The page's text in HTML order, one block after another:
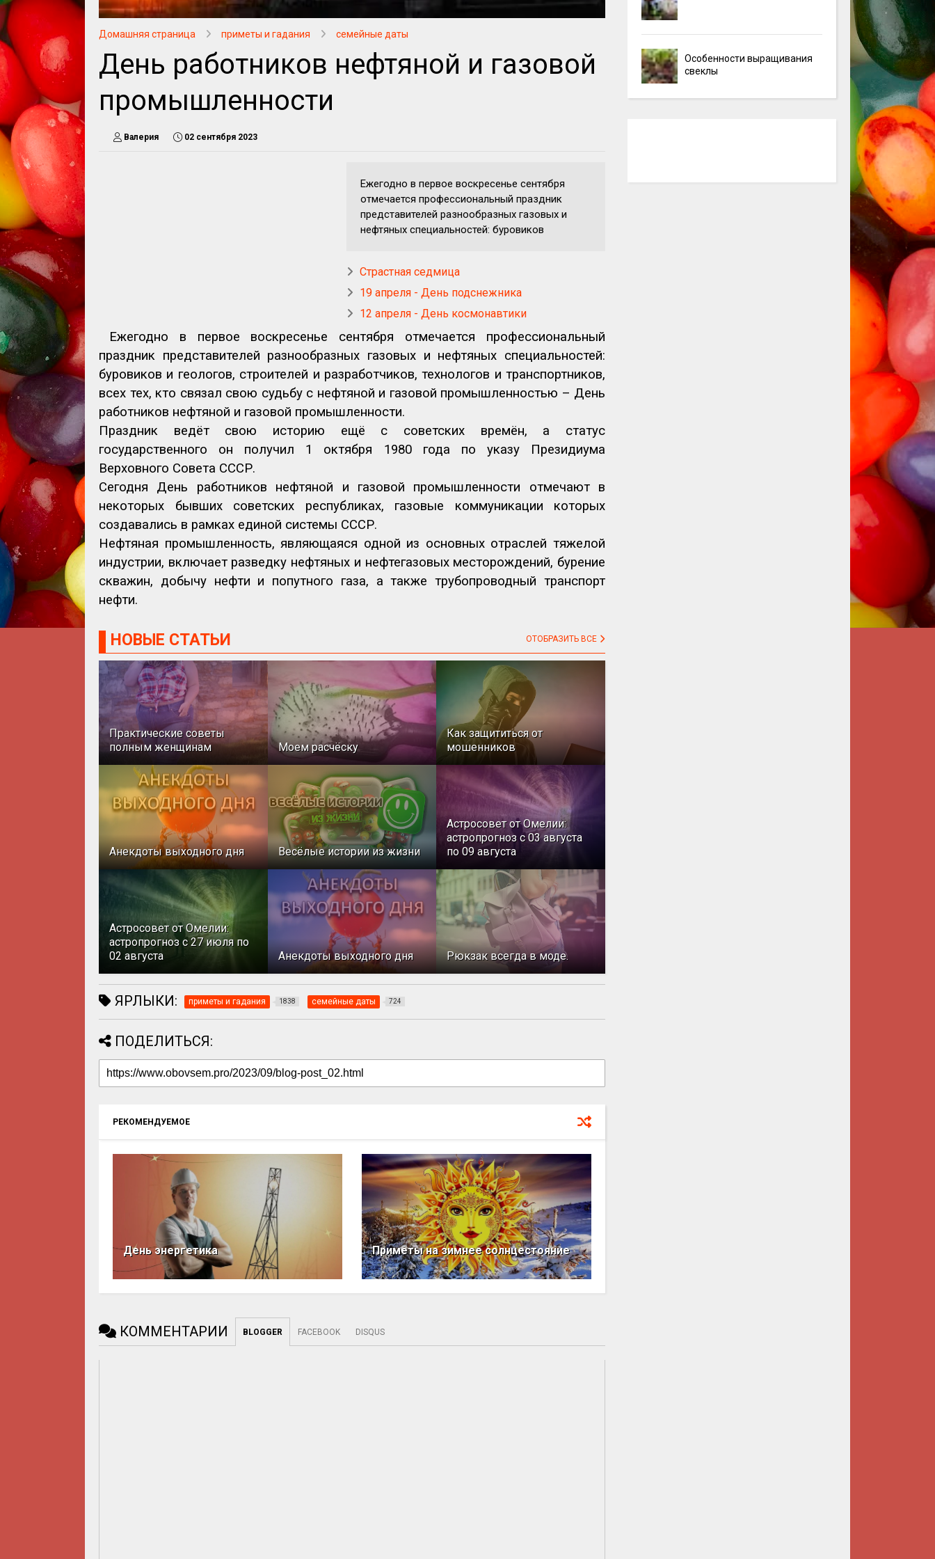
Домашняя страница приметы и гадания семейные даты
День работников нефтяной и газовой
промышленности
Валерия 02 сентября 2023
Ежегодно в первое воскресенье сентября
отмечается профессиональный праздник
представителей разнообразных газовых и
нефтяных специальностей: буровиков
Страстная седмица
19 апреля - День подснежника
12 апреля - День космонавтики
Ежегодно в первое воскресенье сентября отмечается профессиональный
праздник представителей разнообразных газовых и нефтяных специальностей:
буровиков и геологов, строителей и разработчиков, технологов и транспортников,
всех тех, кто связал свою судьбу с нефтяной и газовой промышленностью – День
работников нефтяной и газовой промышленности.
Праздник ведёт свою историю ещё с советских времён, а статус
государственного он получил 1 октября 1980 года по указу Президиума
Верховного Совета СССР.
Сегодня День работников нефтяной и газовой промышленности отмечают в
некоторых бывших советских республиках, газовые коммуникации которых
создавались в рамках единой системы СССР.
Нефтяная промышленность, являющаяся одной из основных отраслей тяжелой
индустрии, включает разведку нефтяных и нефтегазовых месторождений, бурение
скважин, добычу нефти и попутного газа, а также трубопроводный транспорт
нефти.
НОВЫЕ СТАТЬИ ОТОБРАЗИТЬ ВСЕ
Практические советы
полным женщинам
Моем расчёску
Как защититься от
мошенников
Анекдоты выходного дня Весёлые истории из жизни
Астросовет от Омелии:
астропрогноз с 03 августа
по 09 августа
Астросовет от Омелии:
астропрогноз с 27 июля по
02 августа
Анекдоты выходного дня Рюкзак всегда в моде.
ЯРЛЫКИ: приметы и гадания 1838 семейные даты 724
ПОДЕЛИТЬСЯ:
РЕКОМЕНДУЕМОЕ
День энергетика Приметы на зимнее солнцестояние
КОММЕНТАРИИ BLOGGER FACEBOOK DISQUS
Особенности выращивания
свеклы